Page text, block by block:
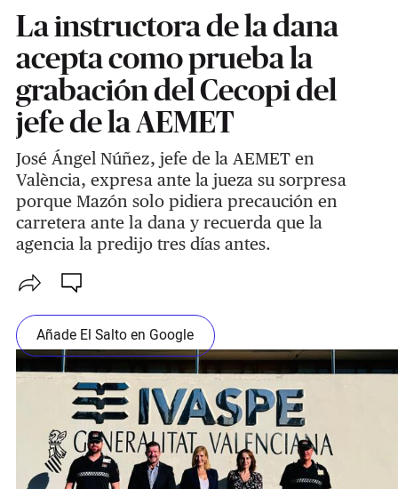
La instructora de la dana
acepta como prueba la
grabación del Cecopi del
jefe de la AEMET
José Ángel Núñez, jefe de la AEMET en
València, expresa ante la jueza su sorpresa
porque Mazón solo pidiera precaución en
carretera ante la dana y recuerda que la
agencia la predijo tres días antes.
Añade El Salto en Google